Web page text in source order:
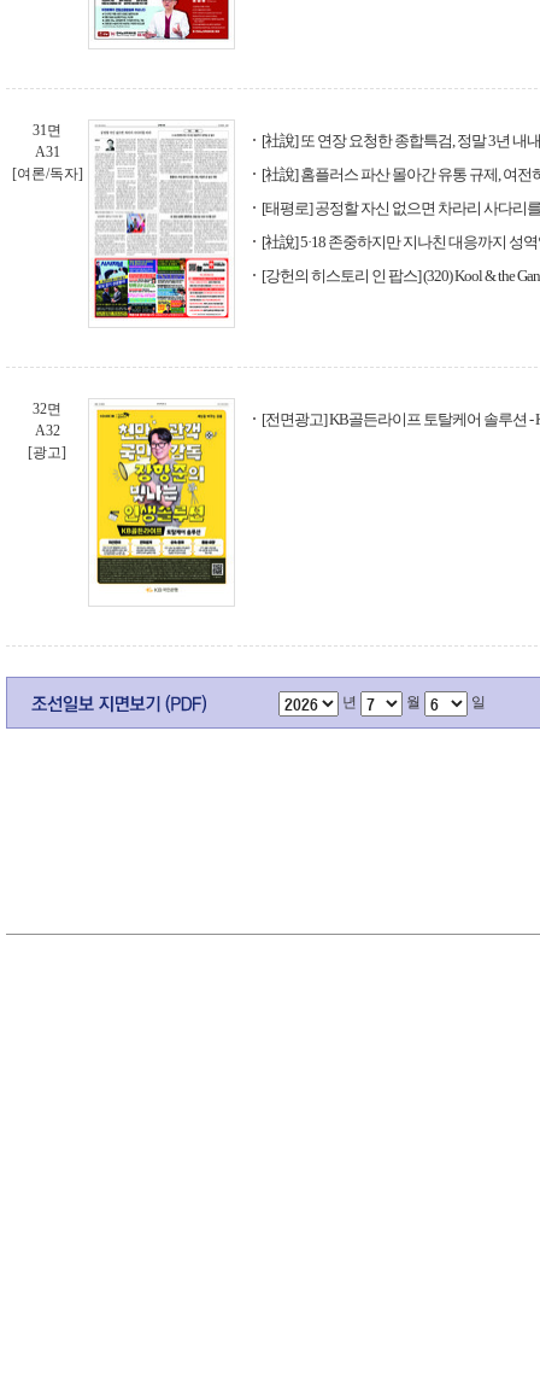
31면
A31
[여론/독자]
[社說] 또 연장 요청한 종합특검, 정말 3년 내
[社說] 홈플러스 파산 몰아간 유통 규제, 여전
[태평로] 공정할 자신 없으면 차라리 사다리
[社說] 5·18 존중하지만 지나친 대응까지 성
[강헌의 히스토리 인 팝스] (320) Kool & the
32면
A32
[광고]
[전면광고] KB골든라이프 토탈케어 솔루션 -
년 월 일